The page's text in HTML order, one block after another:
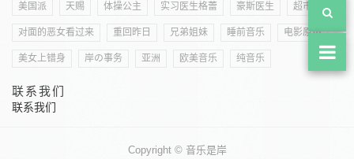
美国派 天赐 体操公主 实习医生格蕾 豪斯医生 超市特工
对面的恶女看过来 重回昨日 兄弟姐妹 睡前音乐 电影原声
美女上错身 岸の事务 亚洲 欧美音乐 纯音乐
联系我们
联系我们
Copyright © 音乐是岸